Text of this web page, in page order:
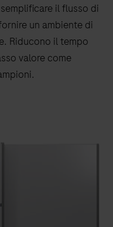
il flusso di
un ambiente di
Riducono il tempo
valore come